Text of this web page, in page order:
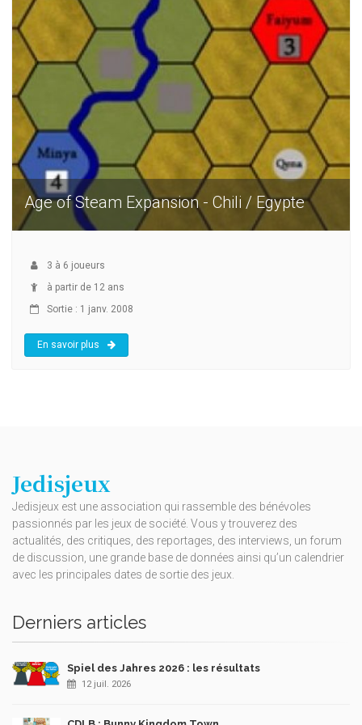
Age of Steam Expansion - Chili / Egypte
3 à 6 joueurs
à partir de 12 ans
Sortie : 1 janv. 2008
En savoir plus
Jedisjeux
Jedisjeux est une association qui rassemble des bénévoles
passionnés par les jeux de société. Vous y trouverez des
actualités, des critiques, des reportages, des interviews, un forum
de discussion, une grande base de données ainsi qu’un calendrier
avec les principales dates de sortie des jeux.
Derniers articles
Spiel des Jahres 2026 : les résultats
12 juil. 2026